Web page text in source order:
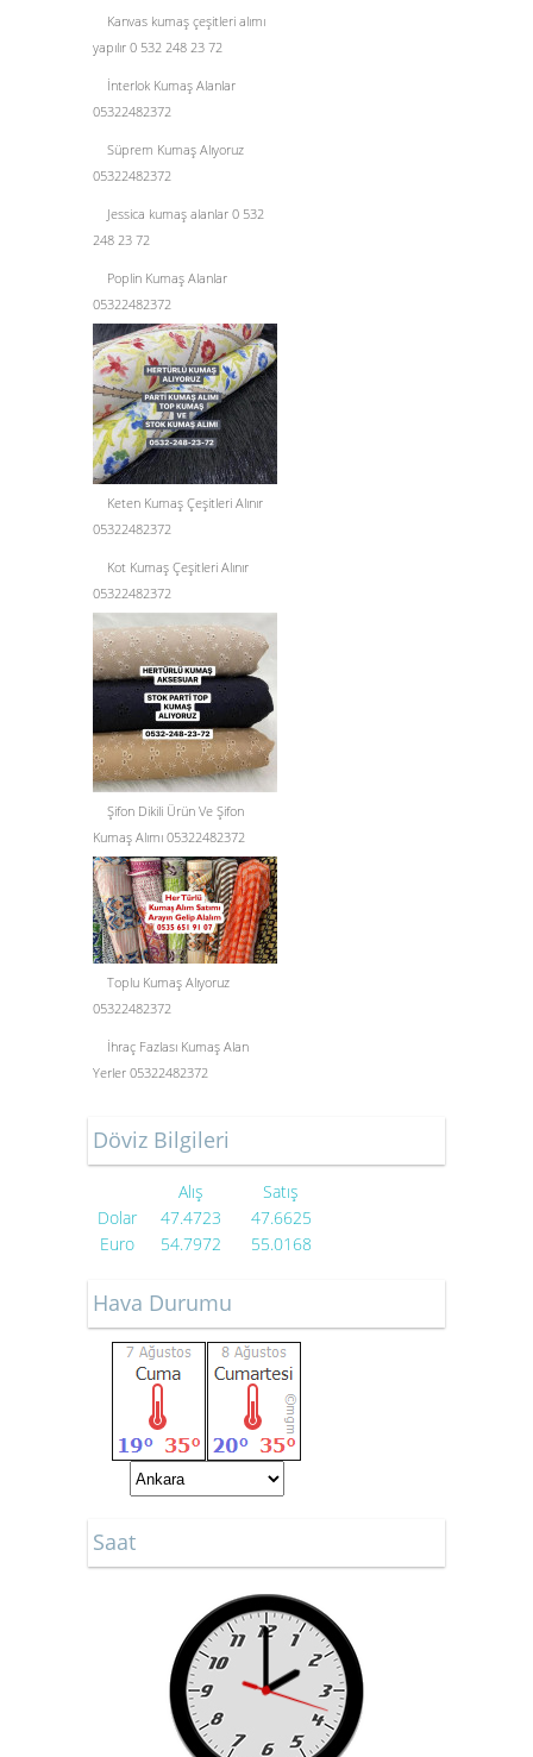
Kanvas kumaş çeşitleri alımı
yapılır 0 532 248 23 72
İnterlok Kumaş Alanlar
05322482372
Süprem Kumaş Alıyoruz
05322482372
Jessica kumaş alanlar 0 532
248 23 72
Poplin Kumaş Alanlar
05322482372
Keten Kumaş Çeşitleri Alınır
05322482372
Kot Kumaş Çeşitleri Alınır
05322482372
Şifon Dikili Ürün Ve Şifon
Kumaş Alımı 05322482372
Toplu Kumaş Alıyoruz
05322482372
İhraç Fazlası Kumaş Alan
Yerler 05322482372
Döviz Bilgileri
Alış
Satış
Dolar
47.4723
47.6625
Euro
54.7972 55.0168
Hava Durumu
Saat